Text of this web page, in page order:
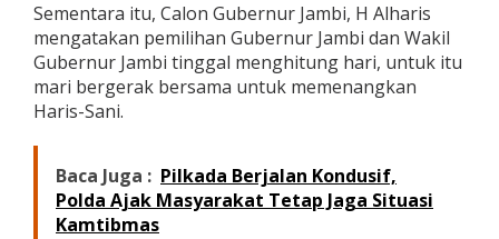
Sementara itu, Calon Gubernur Jambi, H Alharis
mengatakan pemilihan Gubernur Jambi dan Wakil
Gubernur Jambi tinggal menghitung hari, untuk itu
mari bergerak bersama untuk memenangkan
Haris-Sani.
Baca Juga : Pilkada Berjalan Kondusif,
Polda Ajak Masyarakat Tetap Jaga Situasi
Kamtibmas